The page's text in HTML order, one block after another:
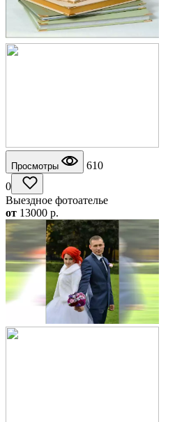
Просмотры
610
0
Выездное фотоателье
от 13000 p.